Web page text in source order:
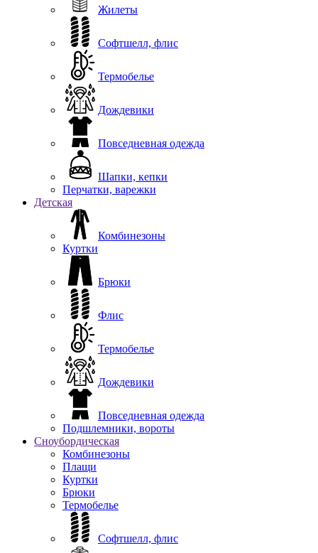
Жилеты
Софтшелл, флис
Термобелье
Дождевики
Повседневная одежда
Шапки, кепки
Перчатки, варежки
Детская
Комбинезоны
Куртки
Брюки
Флис
Термобелье
Дождевики
Повседневная одежда
Подшлемники, вороты
Сноубордическая
Комбинезоны
Плащи
Куртки
Брюки
Термобелье
Софтшелл, флис